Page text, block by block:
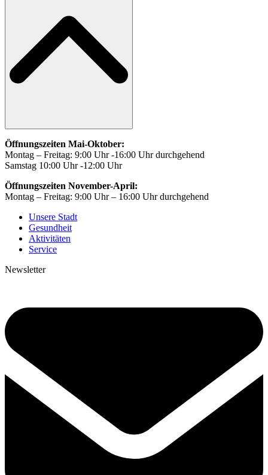
Öffnungszeiten Mai-Oktober:
Montag – Freitag: 9:00 Uhr -16:00 Uhr durchgehend
Samstag 10:00 Uhr -12:00 Uhr
Öffnungszeiten November-April:
Montag – Freitag: 9:00 Uhr – 16:00 Uhr durchgehend
Unsere Stadt
Gesundheit
Aktivitäten
Service
Newsletter